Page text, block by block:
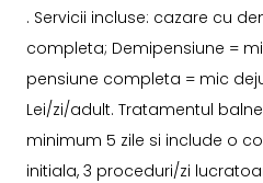
. Servicii incluse: cazare cu
completa; Demipensiune =
pensiune completa = mic
Lei/zi/adult. Tratamentul
minimum 5 zile si include o
initiala, 3 proceduri/zi